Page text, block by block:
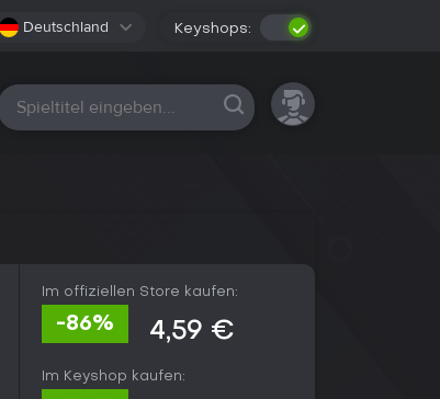
Deutschland Keyshops:
Alle Plattformen
Im offiziellen Store kaufen:
-86% 4,59 €
Im Keyshop kaufen: